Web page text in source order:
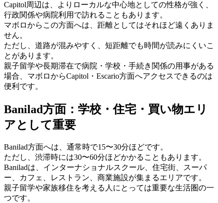
Capitol周辺は、よりローカルな中心地としての性格が強く、
行政関係や病院利用で訪れることもあります。
マボロからこの方面へは、距離としてはそれほど遠くありま
せん。
ただし、道路が混みやすく、短距離でも時間が読みにくいこ
とがあります。
親子留学や長期滞在で病院・学校・手続き関係の用事がある
場合、マボロからCapitol・Escario方面へアクセスできるのは
便利です。
Banilad方面：学校・住宅・買い物エリ
アとして重要
Banilad方面へは、通常時で15〜30分ほどです。
ただし、渋滞時には30〜60分ほどかかることもあります。
Baniladは、インターナショナルスクール、住宅街、スーパ
ー、カフェ、レストラン、商業施設が集まるエリアです。
親子留学や家族移住を考える人にとっては重要な生活圏の一
つです。